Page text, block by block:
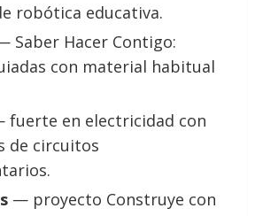
robótica educativa.
Saber Hacer Contigo:
con material habitual
fuerte en electricidad con
de circuitos
— proyecto Construye con